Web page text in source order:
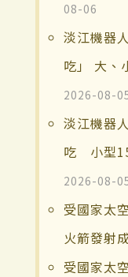
08-06
淡江機器
吃」 大、
2026-08-
淡江機器
吃 小型
2026-08-
受國家太
火箭發射
受國家太